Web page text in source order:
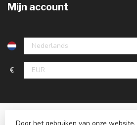
Mijn account
€